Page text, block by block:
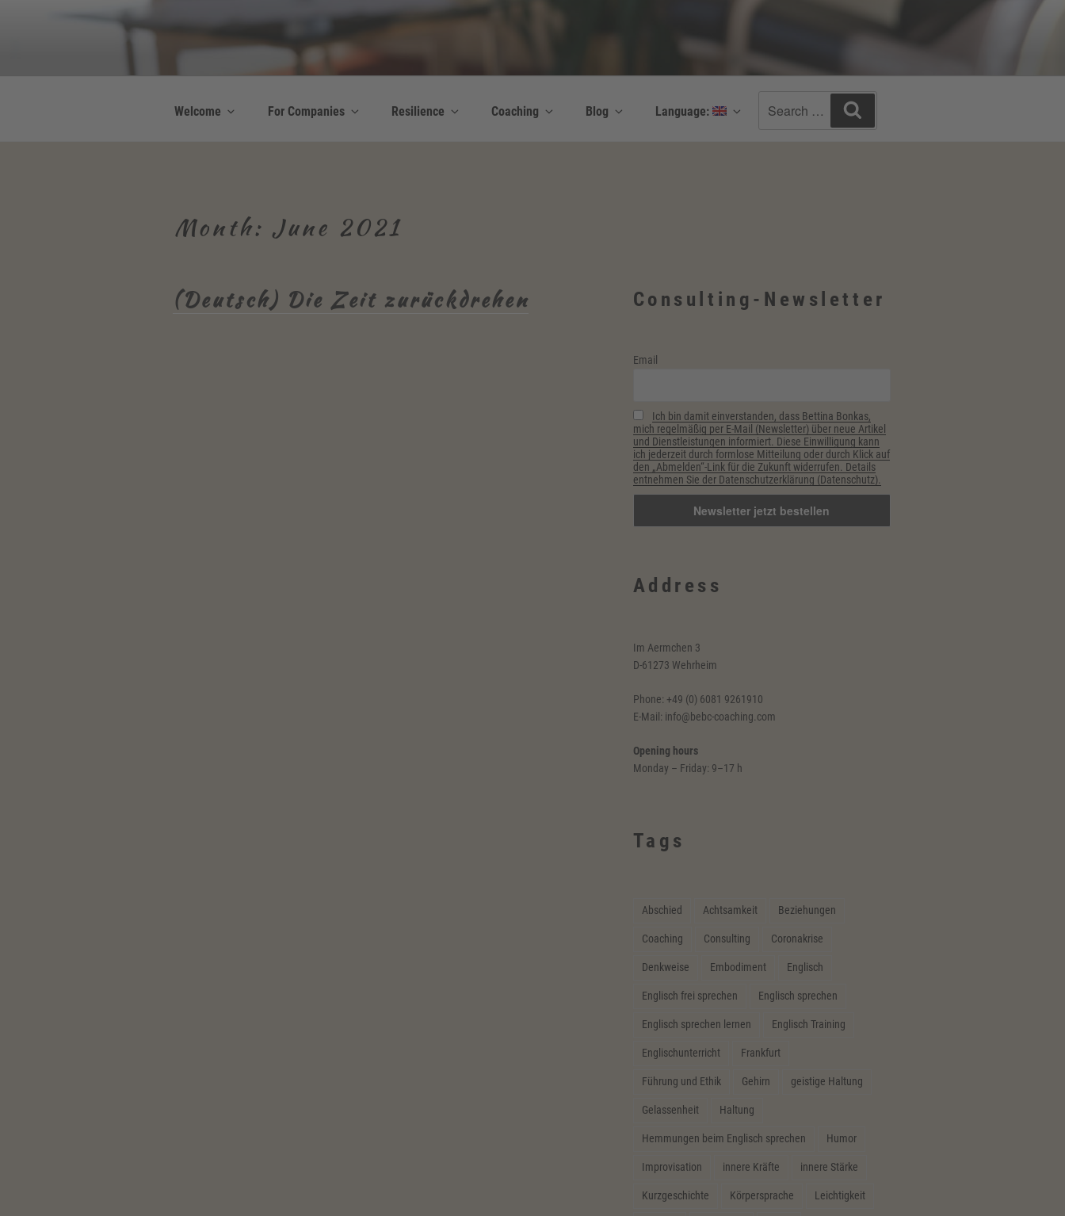
Be Connected by Bettina Bonkas GmbH
Resilienz | Coaching | Englisch + Improvisation
Welcome For Companies Resilience Coaching Blog Language:
for:
Month:June 2021
(Deutsch) Die Zeit zurückdrehen Consulting-Newsletter
Email
Ich bin damit einverstanden, dass Bettina Bonkas,
mich regelmäßig per E-Mail (Newsletter) über neue Artikel
und Dienstleistungen informiert. Diese Einwilligung kann
ich jederzeit durch formlose Mitteilung oder durch Klick auf
den „Abmelden“-Link für die Zukunft widerrufen. Details
entnehmen Sie der Datenschutzerklärung (Datenschutz).
Address
Im Aermchen 3
D-61273 Wehrheim
Phone: +49 (0) 6081 9261910
E-Mail: info@bebc-coaching.com
Opening hours
Monday – Friday: 9–17 h
Tags
Abschied Achtsamkeit Beziehungen
Coaching Consulting Coronakrise
Denkweise Embodiment Englisch
Englisch frei sprechen Englisch sprechen
Englisch sprechen lernen Englisch Training
Englischunterricht Frankfurt
Führung und Ethik Gehirn geistige Haltung
Gelassenheit Haltung
Hemmungen beim Englisch sprechen Humor
Improvisation innere Kräfte innere Stärke
Kurzgeschichte Körpersprache Leichtigkeit